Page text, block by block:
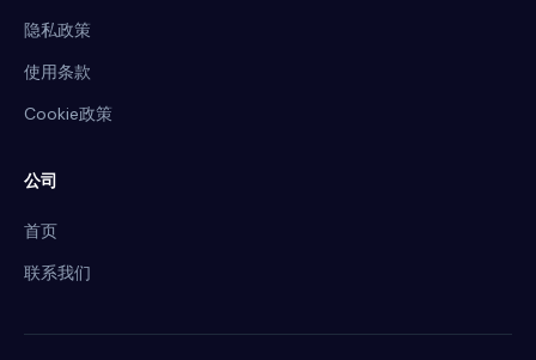
隐私政策
使用条款
Cookie政策
公司
首页
联系我们